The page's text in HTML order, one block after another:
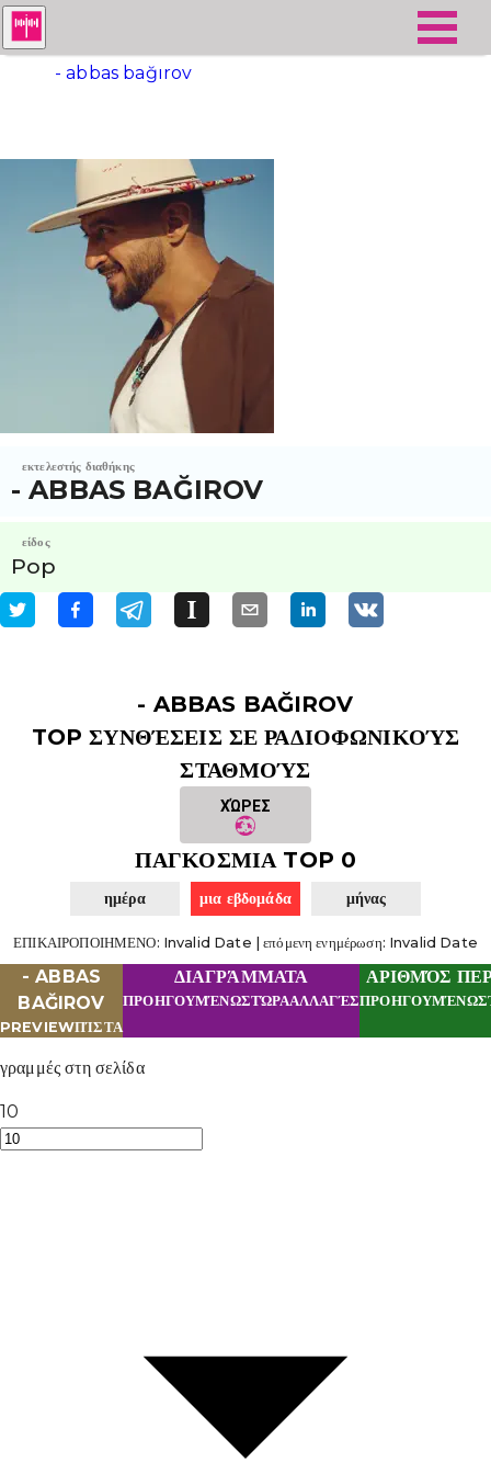
- abbas bağırov
εκτελεστής διαθήκης
- ABBAS BAĞIROV
είδος
Pop
- ABBAS BAĞIROV
TOP ΣΥΝΘΈΣΕΙΣ ΣΕ ΡΑΔΙΟΦΩΝΙΚΟΎΣ
ΣΤΑΘΜΟΎΣ
ΧΏΡΕΣ
ΠΑΓΚΟΣΜΙΑ TOP 0
ημέρα μια εβδομάδα μήνας
ΕΠΙΚΑΙΡΟΠΟΙΗΜΕΝΟ: Invalid Date |επόμενη ενημέρωση: Invalid Date
- ABBAS
BAĞIROV
PREVIEWΠΊΣΤΑ
ΔΙΑΓΡΆΜΜΑΤΑ
ΠΡΟΗΓΟΥΜΈΝΩΣΤΏΡΑΑΛΛΑΓΈΣ
ΑΡΙΘΜΌΣ
ΠΡΟΗΓΟΥΜΈΝΩΣ
γραμμές στη σελίδα
10